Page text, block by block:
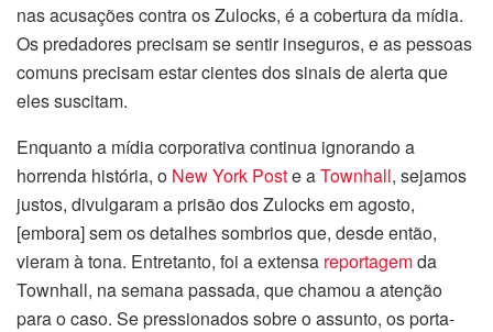
nas acusações contra os Zulocks, é a cobertura da mídia.
Os predadores precisam se sentir inseguros, e as pessoas
comuns precisam estar cientes dos sinais de alerta que
eles suscitam.
Enquanto a mídia corporativa continua ignorando a
horrenda história, o New York Poste aTownhall, sejamos
justos, divulgaram a prisão dos Zulocks em agosto,
[embora] sem os detalhes sombrios que, desde então,
vieram à tona. Entretanto, foi a extensa reportagemda
Townhall, na semana passada, que chamou a atenção
para o caso. Se pressionados sobre o assunto, os porta-